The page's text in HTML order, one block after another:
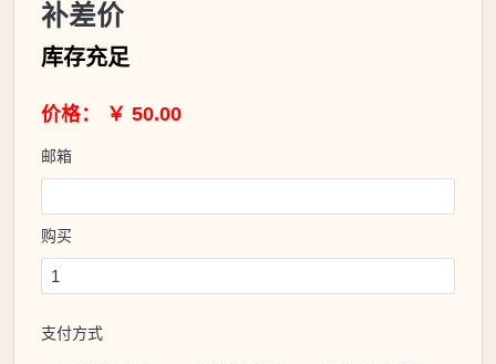
补差价
库存充足
价格： ￥ 50.00
邮箱
购买
支付方式